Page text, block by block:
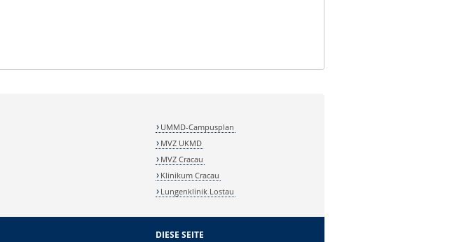
UMMD-Campusplan
MVZ UKMD
MVZ Cracau
Klinikum Cracau
Lungenklinik Lostau
DIESE SEITE